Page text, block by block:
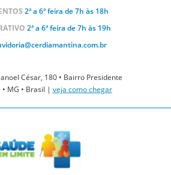
2ª a 6ª feira de 7h às 18h
2ª a 6ª feira de 7h às 19h
César, 180 • Bairro Presidente
MG • Brasil | veja como chegar